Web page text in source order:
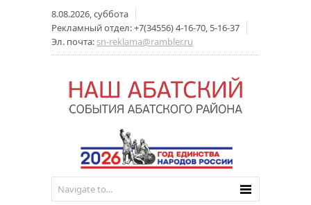
8.08.2026, суббота
Рекламный отдел: +7(34556) 4-16-70, 5-16-37
Эл. почта: sn-reklama@rambler.ru